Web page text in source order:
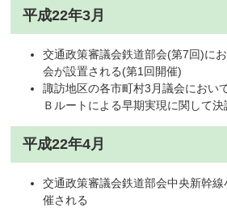
平成22年3月
交通政策審議会鉄道部会(第7回)に
会が設置される(第1回開催)
諏訪地区の各市町村3月議会におい
Ｂルートによる早期実現に関して決
平成22年4月
交通政策審議会鉄道部会中央新幹
催される